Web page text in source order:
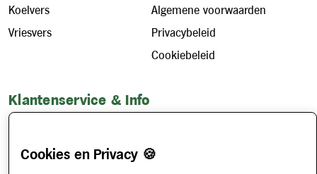
Koelvers
Vriesvers
Algemene voorwaarden
Privacybeleid
Cookiebeleid
Klantenservice & Info
Cookies en Privacy 🍪